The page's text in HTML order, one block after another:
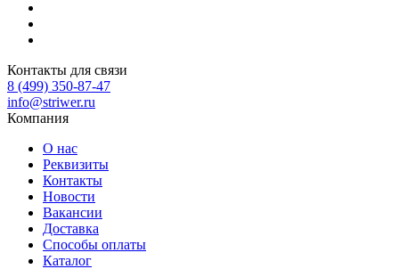
Контакты для связи
8 (499) 350-87-47
info@striwer.ru
Компания
О нас
Реквизиты
Контакты
Новости
Вакансии
Доставка
Способы оплаты
Каталог